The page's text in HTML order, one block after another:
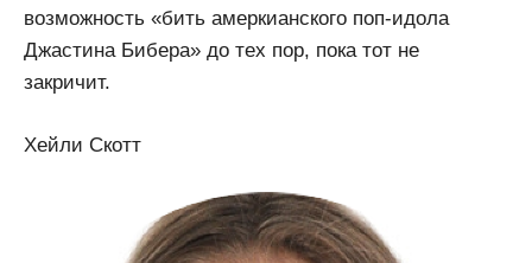
возможность «бить амеркианского поп-идола
Джастина Бибера» до тех пор, пока тот не
закричит.
Хейли Скотт